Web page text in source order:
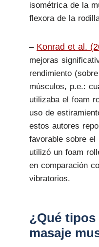
isométrica de la
flexora de la
– Konrad et al.
mejoras
rendimiento
músculos, p.e.:
utilizaba el foam
uso de
estos autores
favorable sobre el
utilizó un foam
en comparación
vibratorios.
¿Qué
masaje